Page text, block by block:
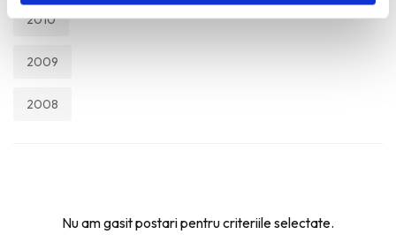
2010
2009
2008
Nu am gasit postari pentru criteriile selectate.